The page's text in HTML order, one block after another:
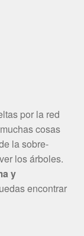
por la red
cosas
la sobre-
los árboles.
y
encontrar